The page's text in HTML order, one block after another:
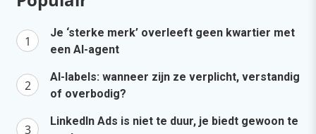
Je ‘sterke merk’ overleeft geen kwartier met
een AI-agent
AI-labels: wanneer zijn ze verplicht, verstandig
of overbodig?
LinkedIn Ads is niet te duur, je biedt gewoon te